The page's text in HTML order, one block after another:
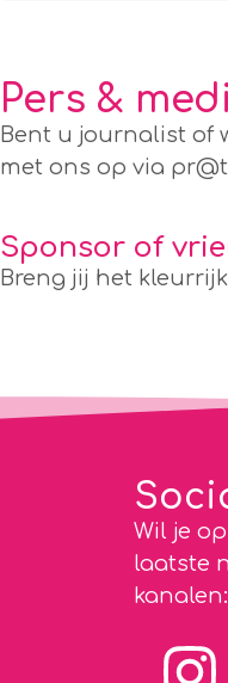
Pers &
Bent u journalist of
met ons op via
Sponsor of
Breng jij het
Wil je
laatste
kanalen: